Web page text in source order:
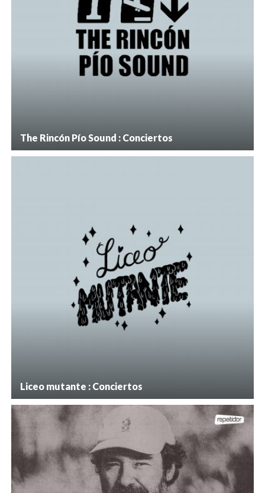
The Rincón Pío Sound : Conciertos
Liceo mutante : Conciertos